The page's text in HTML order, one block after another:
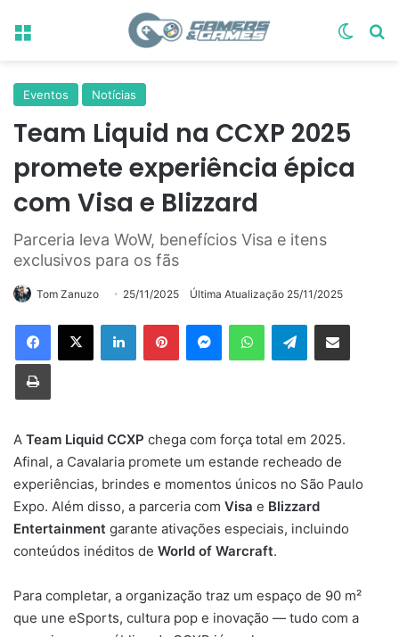
Menu
Eventos Notícias
Team Liquid na CCXP 2025
promete experiência épica
com Visa e Blizzard
Parceria leva WoW, benefícios Visa e itens
exclusivos para os fãs
Tom Zanuzo 25/11/2025 Última Atualização 25/11/2025
LinkedinPinterestMessengerWhatsAppTelegramCompartilhar via e-mail
Imprimir
A Team Liquid CCXP chega com força total em 2025.
Afinal, a Cavalaria promete um estande recheado de
experiências, brindes e momentos únicos no São Paulo
Expo. Além disso, a parceria com Visa e Blizzard
Entertainment garante ativações especiais, incluindo
conteúdos inéditos de World of Warcraft.
Para completar, a organização traz um espaço de 90 m²
que une eSports, cultura pop e inovação — tudo com a